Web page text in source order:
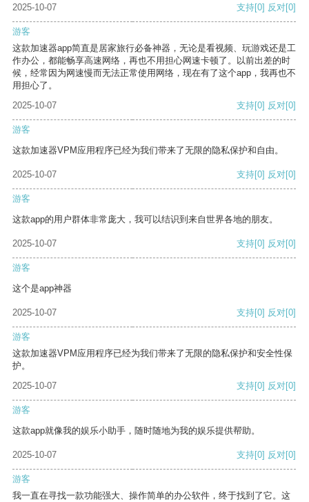
2025-10-07 支持[0] 反对[0]
游客
这款加速器app简直是居家旅行必备神器，无论是看视频、玩游戏还是工
作办公，都能畅享高速网络，再也不用担心网速卡顿了。以前出差的时
候，经常因为网速慢而无法正常使用网络，现在有了这个app，我再也不
用担心了。
2025-10-07
支持[0] 反对[0]
游客
这款加速器VPM应用程序已经为我们带来了无限的隐私保护和自由。
2025-10-07 支持[0] 反对[0]
游客
这款app的用户群体非常庞大，我可以结识到来自世界各地的朋友。
2025-10-07 支持[0] 反对[0]
游客
这个是app神器
2025-10-07 支持[0] 反对[0]
游客
这款加速器VPM应用程序已经为我们带来了无限的隐私保护和安全性保
护。
2025-10-07
支持[0] 反对[0]
游客
这款app就像我的娱乐小助手，随时随地为我的娱乐提供帮助。
2025-10-07 支持[0] 反对[0]
游客
我一直在寻找一款功能强大、操作简单的办公软件，终于找到了它。这